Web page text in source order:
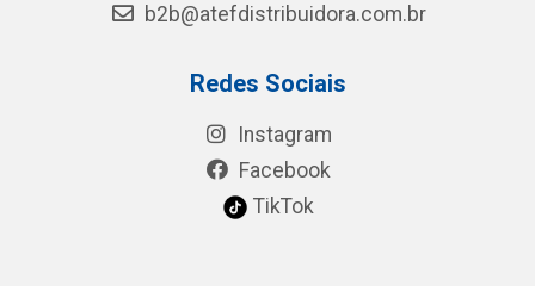
b2b@atefdistribuidora.com.br
Redes Sociais
Instagram
Facebook
TikTok